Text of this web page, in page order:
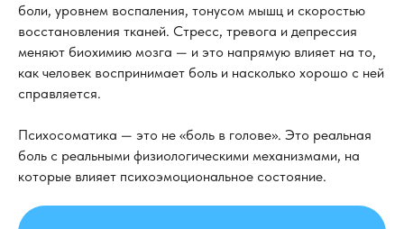
боли, уровнем воспаления, тонусом мышц и скоростью
восстановления тканей. Стресс, тревога и депрессия
меняют биохимию мозга — и это напрямую влияет на то,
как человек воспринимает боль и насколько хорошо с ней
справляется.
Психосоматика — это не «боль в голове». Это реальная
боль с реальными физиологическими механизмами, на
которые влияет психоэмоциональное состояние.